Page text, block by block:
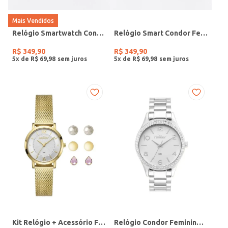
Mais Vendidos
Relógio Smartwatch Condor PRETO
R$ 349,90
5x de R$ 69 98
Relógio Smart Condor Feminino ROSE
R$ 349,90
5x de R$ 69 98
Kit Relógio + Acessório Feminino DOURADO Relógio Condor Feminino PRATA